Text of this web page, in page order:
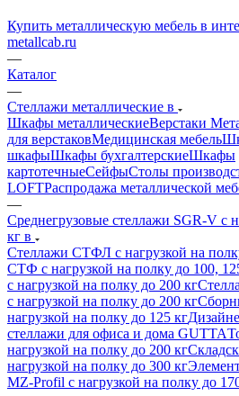
Купить металлическую мебель в
metallcab.ru
—
Каталог
—
Стеллажи металлические в
Шкафы металлическиеВерстаки
для верстаковМедицинская мебель
шкафыШкафы бухгалтерскиеШкафы
картотечныеСейфыСтолы
LOFTРаспродажа металлической
—
Среднегрузовые стеллажи SGR-V с
кг в
Стеллажи СТФЛ с нагрузкой на
СТФ с нагрузкой на полку до 100,
с нагрузкой на полку до 200 кг
с нагрузкой на полку до 200 кг
нагрузкой на полку до 125 кг
стеллажи для офиса и дома GUTTA
нагрузкой на полку до 200 кг
нагрузкой на полку до 300 кг
MZ-Profil с нагрузкой на полку до